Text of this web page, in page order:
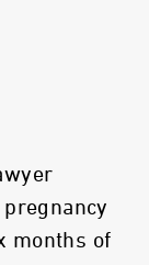
months of